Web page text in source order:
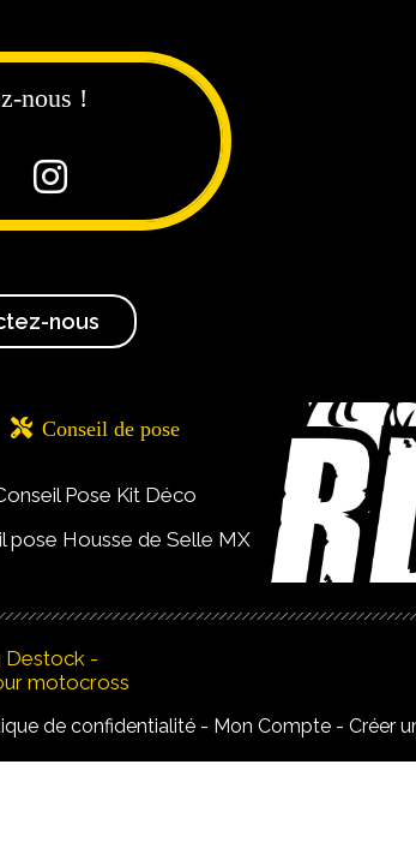
nous !

nous
 Conseil de pose
Pose Kit Déco
pose Housse de Selle MX
Destock -
motocross
de confidentialité Mon Compte Créer